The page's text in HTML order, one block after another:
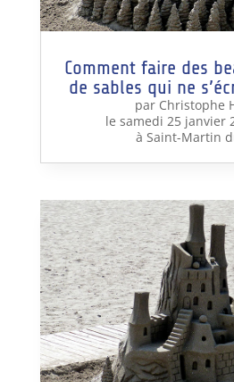
Comment faire des
de sables qui ne
par Christophe
le samedi 25 janvier
à Saint-Martin